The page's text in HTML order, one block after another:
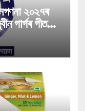
২০২৭ৰ
গাৰ্গৰ গীত